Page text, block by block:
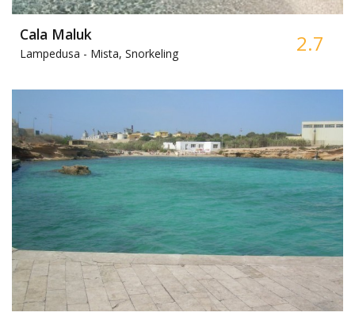
Cala Maluk
Lampedusa - Mista, Snorkeling 2.7